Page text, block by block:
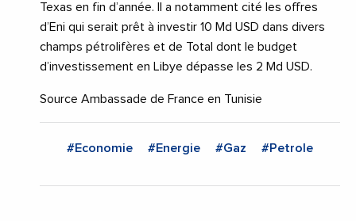
Texas en fin d’année. Il a notamment cité les offres
d’Eni qui serait prêt à investir 10 Md USD dans divers
champs pétrolifères et de Total dont le budget
d’investissement en Libye dépasse les 2 Md USD.
Source Ambassade de France en Tunisie
#Economie #Energie #Gaz #Petrole